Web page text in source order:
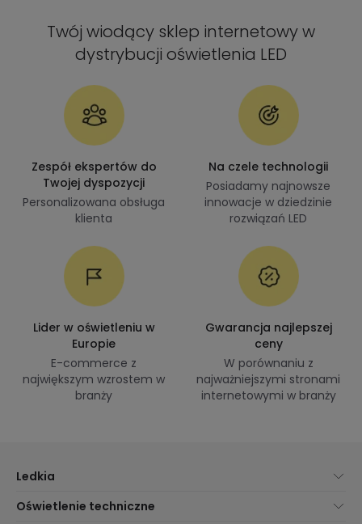
Twój wiodący sklep internetowy w
dystrybucji oświetlenia LED
Zespół ekspertów do
Twojej dyspozycji
Personalizowana obsługa
klienta
Na czele technologii
Posiadamy najnowsze
innowacje w dziedzinie
rozwiązań LED
Lider w oświetleniu w
Europie
E-commerce z
największym wzrostem w
branży
Gwarancja najlepszej
ceny
W porównaniu z
najważniejszymi stronami
internetowymi w branży
Ledkia
Obsługa Klienta
Oświetlenie techniczne